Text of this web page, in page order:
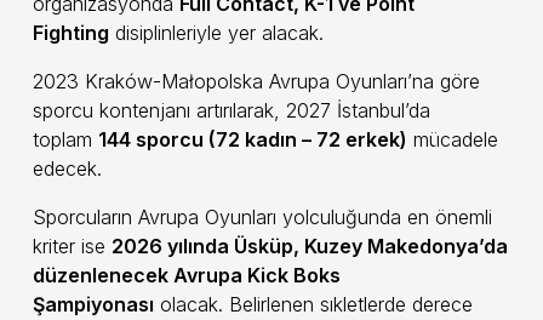
Fighting disiplinleriyle yer alacak.
2023 Kraków-Małopolska Avrupa Oyunları’na göre
sporcu kontenjanı artırılarak, 2027 İstanbul’da
toplam 144 sporcu (72 kadın – 72 erkek) mücadele
edecek.
Sporcuların Avrupa Oyunları yolculuğunda en önemli
kriter ise 2026 yılında Üsküp, Kuzey Makedonya’da
düzenlenecek Avrupa Kick Boks
Şampiyonası olacak. Belirlenen sıkletlerde derece